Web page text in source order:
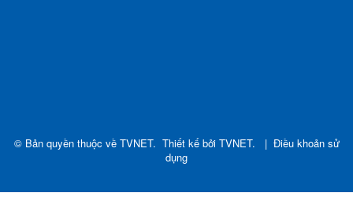
© Bản quyền thuộc về TVNET. Thiết kế bởi TVNET. | Điều khoản sử
dụng